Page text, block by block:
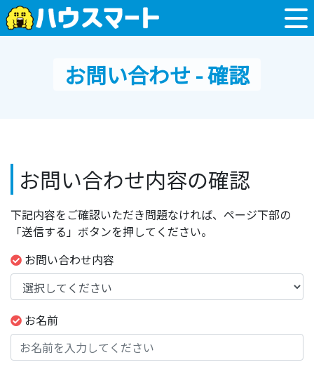
お問い合わせ - 確認
お問い合わせ内容の確認
下記内容をご確認いただき問題なければ、ページ下部の
「送信する」ボタンを押してください。
お問い合わせ内容
お名前